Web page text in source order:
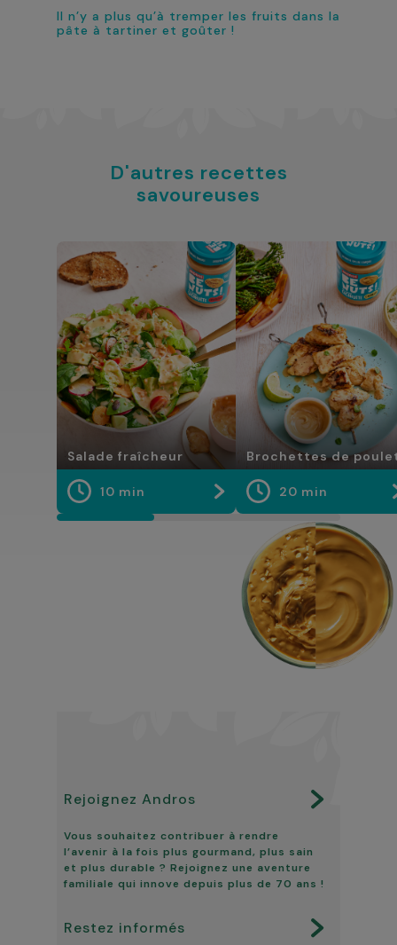
Il n’y a plus qu’à tremper les fruits dans la
pâte à tartiner et goûter !
D'autres recettes
savoureuses
Salade fraîcheur
10 min
Brochettes de
20 min
Rejoignez Andros
Vous souhaitez contribuer à rendre
l’avenir à la fois plus gourmand, plus sain
et plus durable ? Rejoignez une aventure
familiale qui innove depuis plus de 70 ans !
Restez informés